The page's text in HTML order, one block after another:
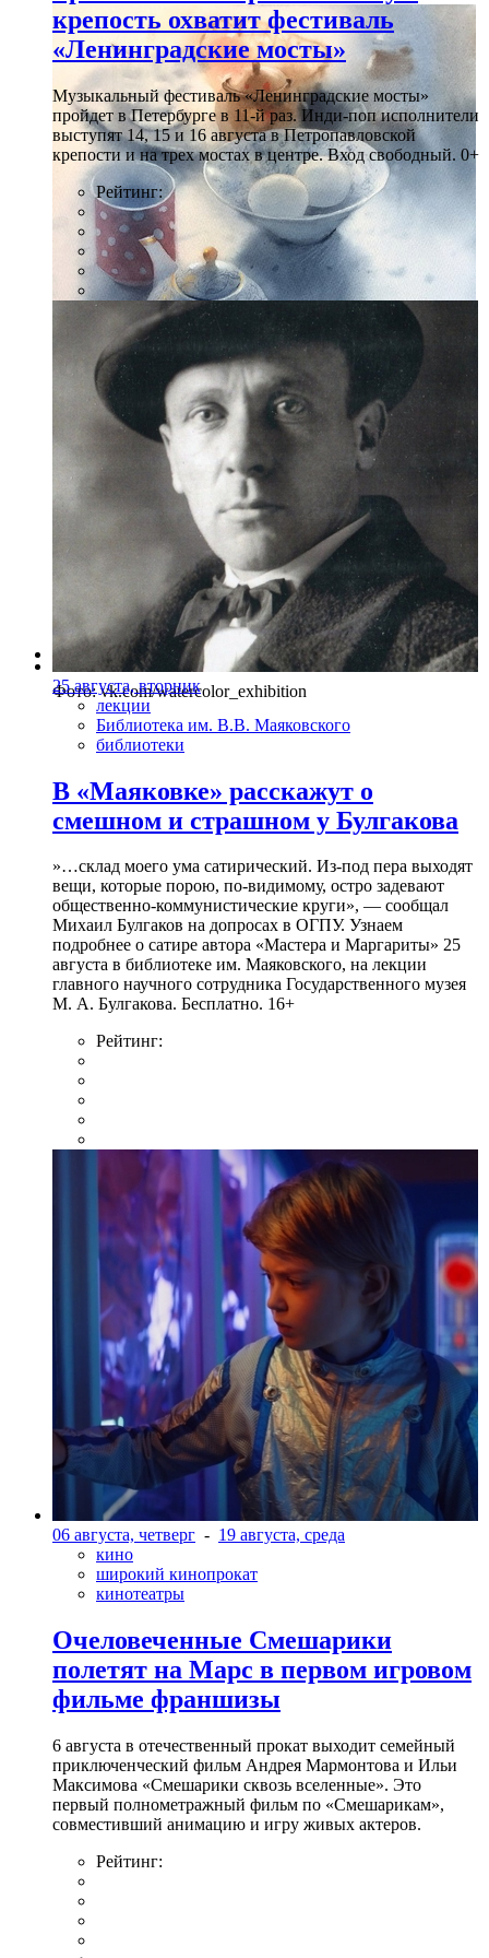
Фото: vk.com/watercolor_exhibition
крепость охватит фестиваль
«Ленинградские мосты»
Музыкальный фестиваль «Ленинградские мосты»
пройдет в Петербурге в 11-й раз. Инди-поп исполнители
выступят 14, 15 и 16 августа в Петропавловской
крепости и на трех мостах в центре. Вход свободный. 0+
Рейтинг:
25 августа, вторник
лекции
Библиотека им. В.В. Маяковского
библиотеки
В «Маяковке» расскажут о
смешном и страшном у Булгакова
»…склад моего ума сатирический. Из-под пера выходят
вещи, которые порою, по-видимому, остро задевают
общественно-коммунистические круги», — сообщал
Михаил Булгаков на допросах в ОГПУ. Узнаем
подробнее о сатире автора «Мастера и Маргариты» 25
августа в библиотеке им. Маяковского, на лекции
главного научного сотрудника Государственного музея
М. А. Булгакова. Бесплатно. 16+
Рейтинг:
06 августа, четверг - 19 августа, среда
кино
широкий кинопрокат
кинотеатры
Очеловеченные Смешарики
полетят на Марс в первом игровом
фильме франшизы
6 августа в отечественный прокат выходит семейный
приключенческий фильм Андрея Мармонтова и Ильи
Максимова «Смешарики сквозь вселенные». Это
первый полнометражный фильм по «Смешарикам»,
совместивший анимацию и игру живых актеров.
Рейтинг: